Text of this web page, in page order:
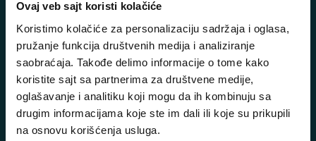
Ovaj veb sajt koristi kolačiće
Koristimo kolačiće za personalizaciju sadržaja i oglasa,
pružanje funkcija društvenih medija i analiziranje
saobraćaja. Takođe delimo informacije o tome kako
koristite sajt sa partnerima za društvene medije,
oglašavanje i analitiku koji mogu da ih kombinuju sa
drugim informacijama koje ste im dali ili koje su prikupili
na osnovu korišćenja usluga.
+381 11 7777 060
Radno vreme:
Ponedeljak - Petak: 9:00 - 20:00
Subota: 10:00 - 17:00
Nedelja: Ne radimo